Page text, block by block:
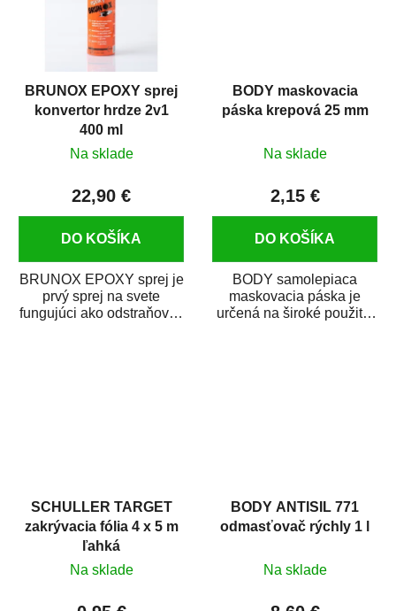
BRUNOX EPOXY sprej
konvertor hrdze 2v1
400 ml
Na sklade
22,90 €
DO KOŠÍKA
BRUNOX EPOXY sprej je
prvý sprej na svete
fungujúci ako odstraňovač
BODY maskovacia
páska krepová 25 mm
Na sklade
2,15 €
DO KOŠÍKA
BODY samolepiaca
maskovacia páska je
určená na široké použitie
SCHULLER TARGET
zakrývacia fólia 4 x 5 m
ľahká
Na sklade
BODY ANTISIL 771
odmasťovač rýchly 1 l
Na sklade